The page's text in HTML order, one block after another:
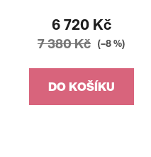
6 720 Kč
7 380 Kč (–8 %)
DO KOŠÍKU